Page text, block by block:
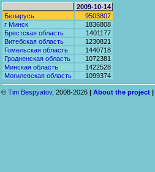
2009-10-14
Беларусь
9503807
г Минск
1836808
Брестская область
1401177
Витебская область
1230821
Гомельская область
1440718
Гродненская область
1072381
Минская область
1422528
Могилевская область
1099374
© Tim Bespyatov, 2008-2026 | About the project |